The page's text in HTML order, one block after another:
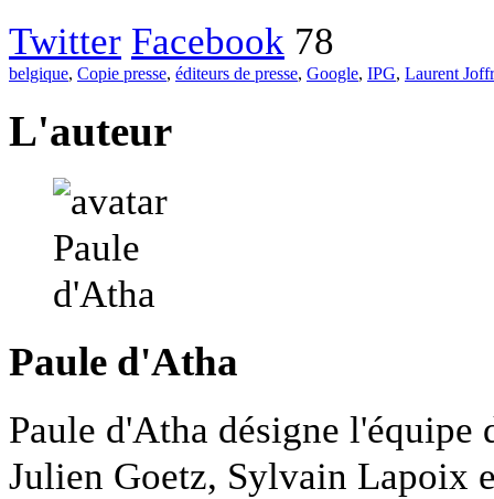
Twitter Facebook 78
belgique, Copie presse, éditeurs de presse, Google, IPG, Laurent
L'auteur
Paule d'Atha
Paule d'Atha désigne l'équipe
Julien Goetz, Sylvain Lapoix